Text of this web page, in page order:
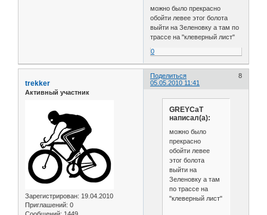
можно было прекрасно
обойти левее этог болота
выйти на Зеленовку а там по
трассе на "клеверный лист"
0
Поделиться
8
05.05.2010 11:41
trekker
Активный участник
Зарегистрирован: 19.04.2010
Приглашений: 0
Сообщений: 1449
GREYCaT
написал(а):
можно было
прекрасно
обойти левее
этог болота
выйти на
Зеленовку а там
по трассе на
"клеверный лист"